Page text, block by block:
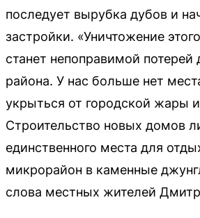
последует вырубка дубов и
застройки. «Уничтожение
станет непоправимой потерей
района. У нас больше нет
укрыться от городской жары
Строительство новых домов
единственного места для
микрорайон в каменные
слова местных жителей